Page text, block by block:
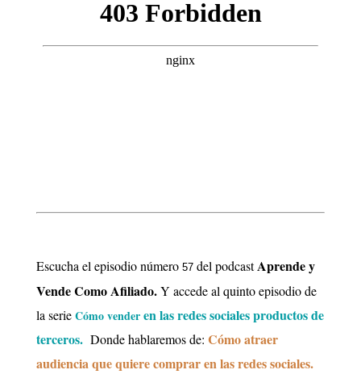
Escucha el episodio número 57del podcastAprende y
Vende Como Afiliado.Y accede al quinto episodio de
la serie Cómo venderen las redes sociales productos de
terceros. Dondehablaremos de: Cómo atraer
audiencia que quiere comprar en las redes sociales.